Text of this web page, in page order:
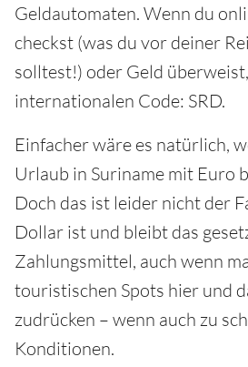
Geldautomaten. Wenn du
checkst (was du vor deiner
solltest!) oder Geld
internationalen Code: SRD.
Einfacher wäre es natürlich,
Urlaub in Suriname mit Euro
Doch das ist leider nicht der
Dollar ist und bleibt das
Zahlungsmittel, auch wenn
touristischen Spots hier und
zudrücken – wenn auch zu
Konditionen.